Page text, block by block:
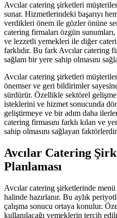
Avcılar catering şirketleri
sunar. Hizmetlerindeki başarıyı
verdikleri önem ile gözler önüne
catering firmaları özgün
ve lezzetli yemekleri ile diğer
farklıdır. Bu fark Avcılar catering
sağlam bir yere sahip olmasını
Avcılar catering şirketleri
önemser ve geri bildirimler
sürdürür. Özellikle sektörel
isteklerini ve hizmet sonucunda
geliştirmeye ve bir adım daha
catering firmasını farklı kılan ve
sahip olmasını sağlayan
Avcılar Catering
Planlaması
Avcılar catering şirketlerinde
halinde hazırlanır. Bu aylık
çalışma sonucu ortaya konulur.
kullanılacağı yemeklerin tercih